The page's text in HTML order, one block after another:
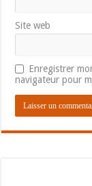
Site web
Enregistrer
navigateur pour